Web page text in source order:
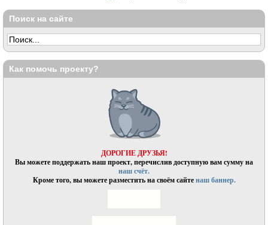
Поиск на сайте
Как помочь проекту?
ДОРОГИЕ ДРУЗЬЯ!
Вы можете поддержать наш проект, перечислив доступную вам сумму на
наш счёт.
Кроме того, вы можете разместить на своём сайтенаш баннер.